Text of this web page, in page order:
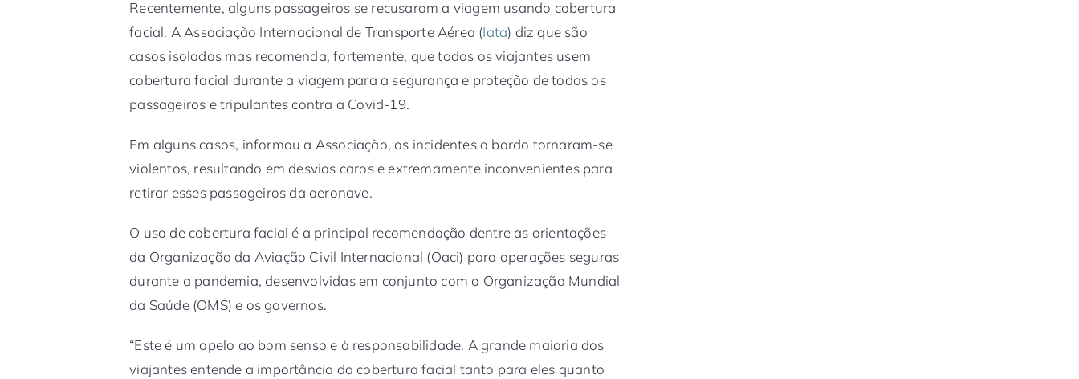
Recentemente, alguns passageiros se recusaram a viagem usando cobertura
facial. A Associação Internacional de Transporte Aéreo (Iata) diz que são
casos isolados mas recomenda, fortemente, que todos os viajantes usem
cobertura facial durante a viagem para a segurança e proteção de todos os
passageiros e tripulantes contra a Covid-19.
Em alguns casos, informou a Associação, os incidentes a bordo tornaram-se
violentos, resultando em desvios caros e extremamente inconvenientes para
retirar esses passageiros da aeronave.
O uso de cobertura facial é a principal recomendação dentre as orientações
da Organização da Aviação Civil Internacional (Oaci) para operações seguras
durante a pandemia, desenvolvidas em conjunto com a Organização Mundial
da Saúde (OMS) e os governos.
“Este é um apelo ao bom senso e à responsabilidade. A grande maioria dos
viajantes entende a importância da cobertura facial tanto para eles quanto